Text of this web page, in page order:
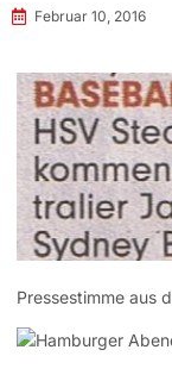
Februar 10, 2016
Pressestimme aus